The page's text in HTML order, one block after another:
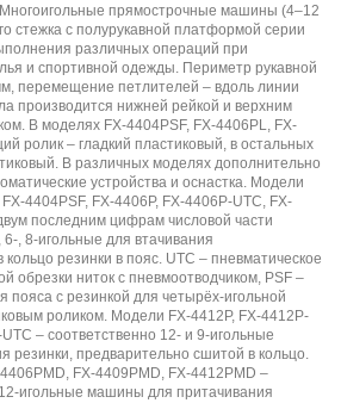
прямострочные машины (4–12
стежка с полурукавной платформой серии
различных операций при
и спортивной одежды. Периметр рукавной
перемещение петлителей – вдоль линии
производится нижней рейкой и верхним
В моделях FX-4404PSF, FX-4406PL, FX-
ролик – гладкий пластиковый, в остальных
В различных моделях дополнительно
устройства и оснастка. Модели
4404PSF, FX-4406P, FX-4406P-UTC, FX-
последним цифрам числовой части
, 8-игольные для втачивания
резинки в пояс. UTC – пневматическое
обрезки ниток с пневмоотводчиком, PSF –
пояса с резинкой для четырёх-игольной
роликом. Модели FX-4412P, FX-4412P-
– соответственно 12- и 9-игольные
резинки, предварительно сшитой в кольцо.
FX-4409PMD, FX-4412PMD –
игольные машины для притачивания